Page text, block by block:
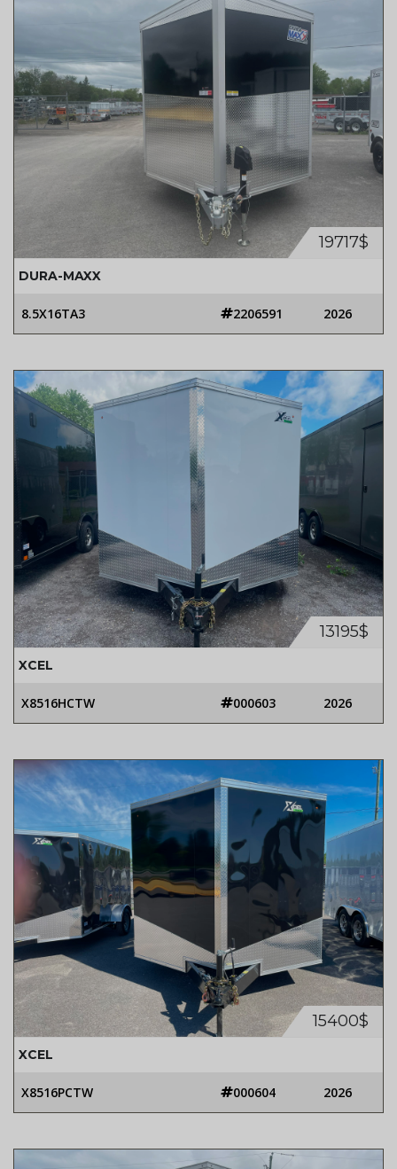
19717$
DURA-MAXX
8.5X16TA3 2206591 2026
13195$
XCEL
X8516HCTW 000603 2026
15400$
XCEL
X8516PCTW 000604 2026